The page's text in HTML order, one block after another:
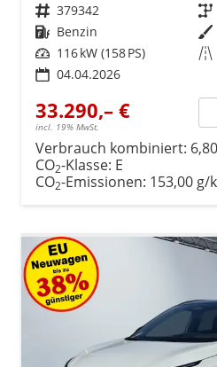
Fahrzeugnr. 379342 Getriebe
Kraftstoff Benzin Außenfarbe
Leistung 116 kW (158 PS) Kilometerstand
04.04.2026
33.290,– €
incl. 19% MwSt.
Verbrauch kombiniert:
CO2-Klasse: E
CO2-Emissionen: 153,00 g/